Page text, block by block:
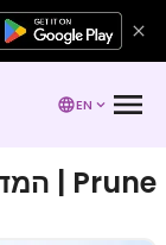
EN
המדינות הבטוחות ביותר לנסיעה | Prune